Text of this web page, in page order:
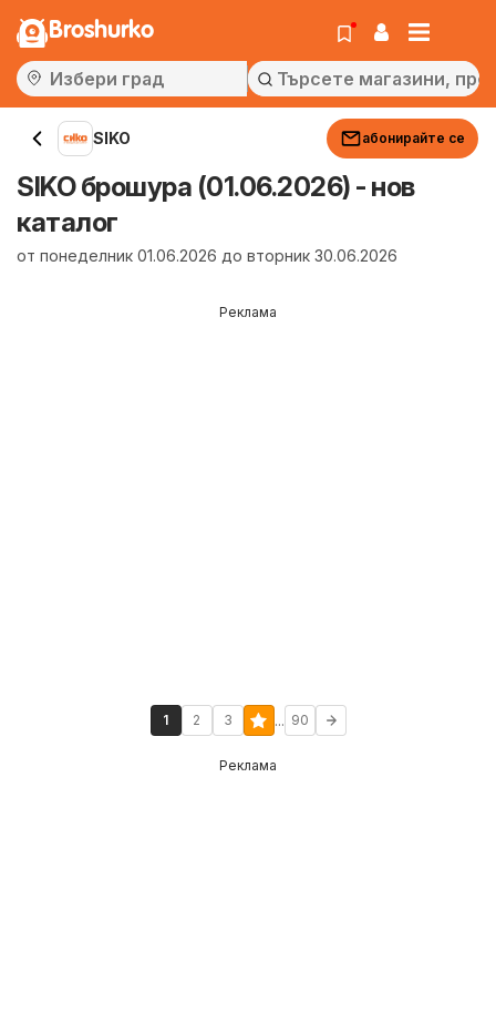
Broshurko
SIKO абонирайте се
SIKO брошура (01.06.2026) - нов
каталог
от понеделник 01.06.2026 до вторник 30.06.2026
Реклама
1 2 3 ... 90
Реклама